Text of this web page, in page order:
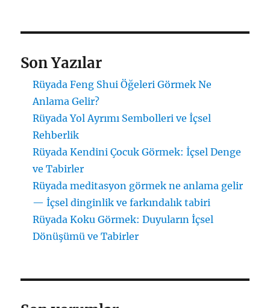
Son Yazılar
Rüyada Feng Shui Öğeleri Görmek Ne
Anlama Gelir?
Rüyada Yol Ayrımı Sembolleri ve İçsel
Rehberlik
Rüyada Kendini Çocuk Görmek: İçsel Denge
ve Tabirler
Rüyada meditasyon görmek ne anlama gelir
— İçsel dinginlik ve farkındalık tabiri
Rüyada Koku Görmek: Duyuların İçsel
Dönüşümü ve Tabirler